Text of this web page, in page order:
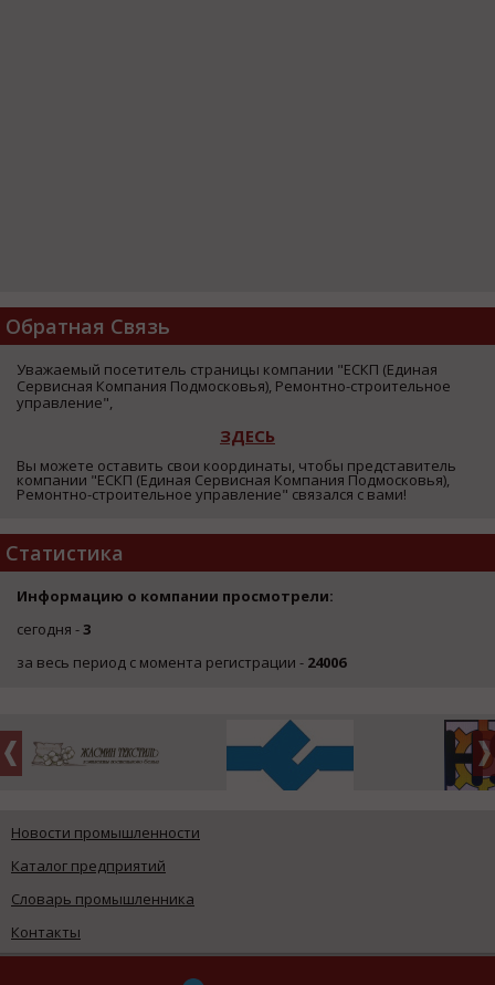
Обратная Связь
Уважаемый посетитель страницы компании "ЕСКП (Единая
Сервисная Компания Подмосковья), Ремонтно-строительное
управление",
ЗДЕСЬ
Вы можете оставить свои координаты, чтобы представитель
компании "ЕСКП (Единая Сервисная Компания Подмосковья),
Ремонтно-строительное управление" связался с вами!
Статистика
Информацию о компании просмотрели:
сегодня -3
за весь период с момента регистрации - 24006
Новости промышленности
Каталог предприятий
Словарь промышленника
Контакты